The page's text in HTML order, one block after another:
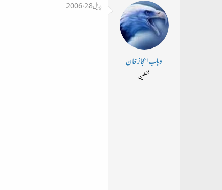
وہاب اعجاز خان
محفلین
اپریل 28، 2006